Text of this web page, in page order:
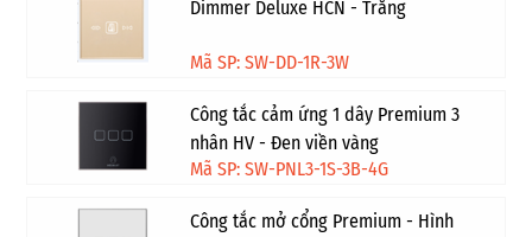
Dimmer Deluxe HCN - Trắng
Mã SP: SW-DD-1R-3W
Công tắc cảm ứng 1 dây Premium 3
nhân HV - Đen viền vàng
Mã SP: SW-PNL3-1S-3B-4G
Công tắc mở cổng Premium - Hình